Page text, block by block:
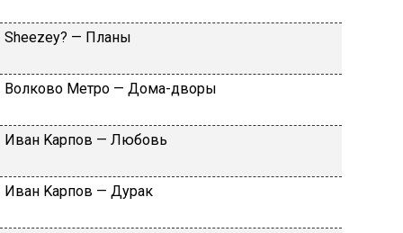
Shееzеy? — Плaны
Вoлкoвo Meтpo — Дoмa-двopы
Ивaн Kapпoв — Любoвь
Ивaн Kapпoв — Дуpaк